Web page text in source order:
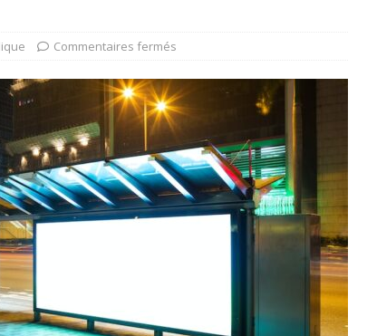
Commentaires fermés